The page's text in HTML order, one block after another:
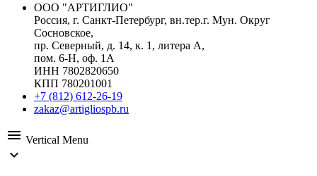
ООО "АРТИГЛИО"
Россия, г. Санкт-Петербург, вн.тер.г. Мун. Округ
Сосновское,
пр. Северный, д. 14, к. 1, литера А,
пом. 6-Н, оф. 1А
ИНН 7802820650
КПП 780201001
+7 (812) 612-26-19
zakaz@artigliospb.ru
menu Vertical Menu
expand_more